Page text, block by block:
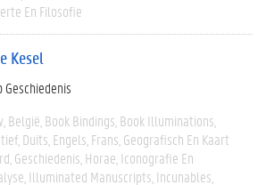
En Filosofie
Kesel
Geschiedenis
België Book Bindings Book Illuminations
Duits Engels Frans Geografisch En Kaart
Geschiedenis Horae Iconografie En
Illuminated Manuscripts Incunables